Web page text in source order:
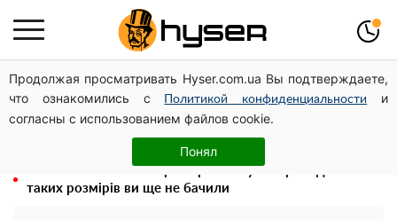
Продолжая просматривать Hyser.com.ua Вы подтверждаете,
что ознакомились с
Политикой конфиденциальности
и
согласны с использованием файлов cookie.
Понял
Гола Олена Тополя у цікавих позах змусила відвисати
щелепи: злив відео – було лише початком
Олена Тополя злив відео – це далеко не все: фронтмен
"Антитіла" Тарас Тополя став наступним
таких розмірів ви ще не бачили